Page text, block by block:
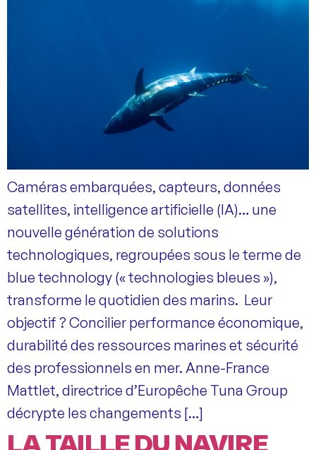
Caméras embarquées, capteurs, données
satellites, intelligence artificielle (IA)… une
nouvelle génération de solutions
technologiques, regroupées sous le terme de
blue technology (« technologies bleues »),
transforme le quotidien des marins. Leur
objectif ? Concilier performance économique,
durabilité des ressources marines et sécurité
des professionnels en mer. Anne-France
Mattlet, directrice d’Europêche Tuna Group
décrypte les changements […]